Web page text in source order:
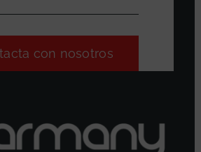
con nosotros